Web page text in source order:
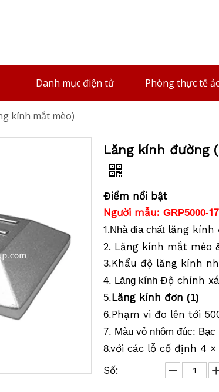
Danh mục điện tử Phòng thực tế
kính mắt mèo)
Lăng kính đường
Điểm nổi bật
Người mẫu: GRP5000-
1.Nhà địa chất lăng kính
2. Lăng kính mắt mèo
3.Khẩu độ lăng kính
4. Lăng kính Độ chính
5.Lăng kính đơn (1)
6.Phạm vi đo lên tới
7. Màu vỏ nhôm đúc: Bạc
8.với các lỗ cố định 4 ×
Số: